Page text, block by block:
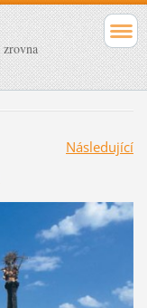
Následující